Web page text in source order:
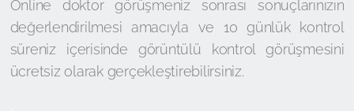
Online doktor görüşmeniz sonrası sonuçlarınızın
değerlendirilmesi amacıyla ve 10 günlük kontrol
süreniz içerisinde görüntülü kontrol görüşmesini
ücretsiz olarak gerçekleştirebilirsiniz.